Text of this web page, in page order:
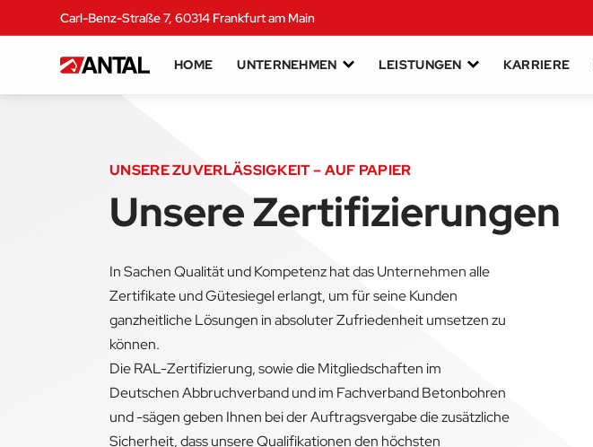
Carl-Benz-Straße 7, 60314 Frankfurt am Main
HOME UNTERNEHMEN LEISTUNGEN KARRIERE
UNSERE ZUVERLÄSSIGKEIT – AUF PAPIER
Unsere Zertifizierungen
In Sachen Qualität und Kompetenz hat das Unternehmen alle
Zertifikate und Gütesiegel erlangt, um für seine Kunden
ganzheitliche Lösungen in absoluter Zufriedenheit umsetzen zu
können.
Die RAL-­Zertifizierung, sowie die Mitgliedschaften im
Deutschen Abbruchverband und im Fachverband Betonbohren
und -sägen geben Ihnen bei der Auftragsvergabe die zusätzliche
Sicherheit, dass unsere Qualifikationen den höchsten